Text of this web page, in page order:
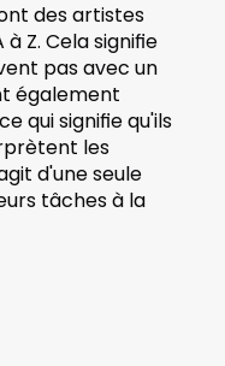
des artistes
Z. Cela signifie
pas avec un
également
qui signifie qu'ils
les
d'une seule
tâches à la